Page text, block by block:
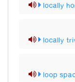
locally
locally
loop